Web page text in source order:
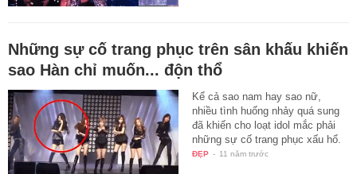
Những sự cố trang phục trên sân khấu khiến
sao Hàn chỉ muốn... độn thổ
Kể cả sao nam hay sao nữ,
nhiều tình huống nhảy quá sung
đã khiến cho loạt idol mắc phải
những sự cố trang phục xấu hổ.
ĐẸP - 11 năm trước